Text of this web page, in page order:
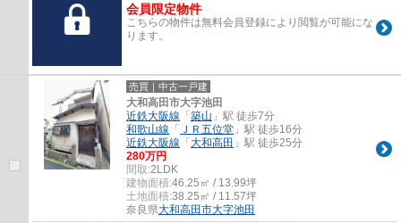
会員限定物件
こちらの物件は無料会員登録により閲覧が可能にな
ります。
売買｜中古一戸建
大和高田市大字池田
近鉄大阪線 「 築山 」駅 徒歩7分
和歌山線 「 ＪＲ五位堂 」駅 徒歩16分
近鉄大阪線 「 大和高田 」駅 徒歩25分
280万円
間取:2LDK
建物面積:46.25㎡ / 13.99坪
土地面積:38.25㎡ / 11.57坪
奈良県大和高田市大字池田